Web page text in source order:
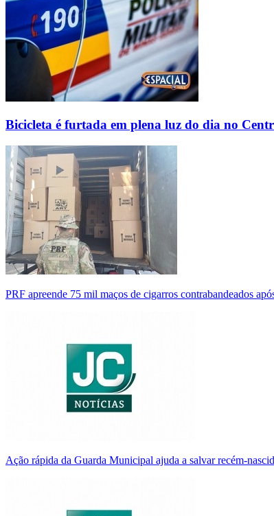
Bicicleta é furtada em plena luz do dia no
PRF apreende 75 mil maços de cigarros contrabandeados
Ação rápida da Guarda Municipal ajuda a salvar recém-